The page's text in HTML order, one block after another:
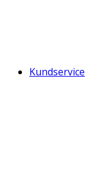
Kundservice